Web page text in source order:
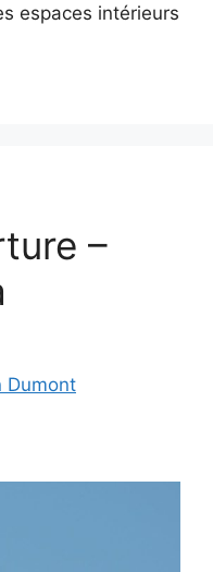
espaces intérieurs
–
Dumont